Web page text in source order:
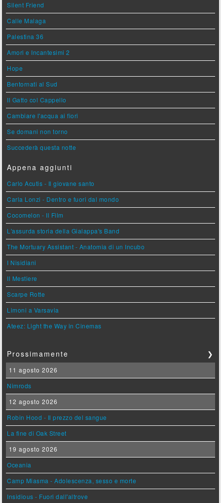
Silent Friend
Calle Malaga
Palestina 36
Amori e Incantesimi 2
Hope
Bentornati al Sud
Il Gatto col Cappello
Cambiare l'acqua ai fiori
Se domani non torno
Succederà questa notte
Appena aggiunti
Carlo Acutis - Il giovane santo
Carla Lonzi - Dentro e fuori dal mondo
Cocomelon - Il Film
L'assurda storia della Gialappa's Band
The Mortuary Assistant - Anatomia di un Incubo
I Nisidiani
Il Mestiere
Scarpe Rotte
Limoni a Varsavia
Ateez: Light the Way in Cinemas
Prossimamente ❯
11 agosto 2026
Nimrods
12 agosto 2026
Robin Hood - Il prezzo del sangue
La fine di Oak Street
19 agosto 2026
Oceania
Camp Miasma - Adolescenza, sesso e morte
Insidious - Fuori dall'altrove